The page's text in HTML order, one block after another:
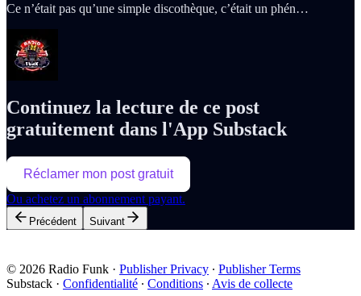
Ce n’était pas qu’une simple discothèque, c’était un phén…
Continuez la lecture de ce post
gratuitement dans l'App Substack
Réclamer mon post gratuit
Ou achetez un abonnement payant.
Précédent Suivant
© 2026 Radio Funk · Publisher Privacy ∙ Publisher Terms
Substack · Confidentialité ∙ Conditions ∙ Avis de collecte